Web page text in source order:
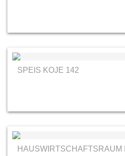
SPEIS KOJE 142
HAUSWIRTSCHAFTSRAUM